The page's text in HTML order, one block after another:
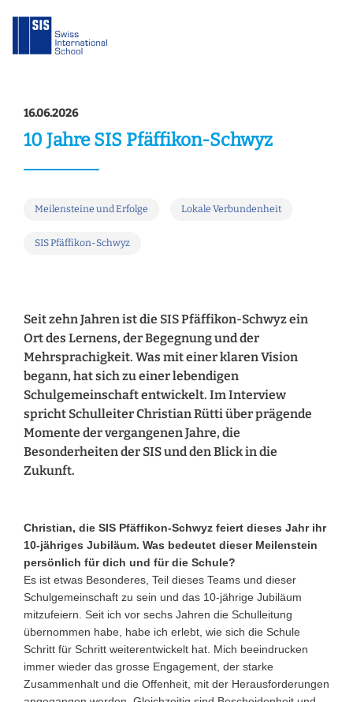
16.06.2026
10 Jahre SIS Pfäffikon-Schwyz
Meilensteine und Erfolge Lokale Verbundenheit
SIS Pfäffikon-Schwyz
Seit zehn Jahren ist die SIS Pfäffikon-Schwyz ein
Ort des Lernens, der Begegnung und der
Mehrsprachigkeit. Was mit einer klaren Vision
begann, hat sich zu einer lebendigen
Schulgemeinschaft entwickelt. Im Interview
spricht Schulleiter Christian Rütti über prägende
Momente der vergangenen Jahre, die
Besonderheiten der SIS und den Blick in die
Zukunft.
Christian, die SIS Pfäffikon-Schwyz feiert dieses Jahr ihr
10-jähriges Jubiläum. Was bedeutet dieser Meilenstein
persönlich für dich und für die Schule?
Es ist etwas Besonderes, Teil dieses Teams und dieser
Schulgemeinschaft zu sein und das 10-jährige Jubiläum
mitzufeiern. Seit ich vor sechs Jahren die Schulleitung
übernommen habe, habe ich erlebt, wie sich die Schule
Schritt für Schritt weiterentwickelt hat. Mich beeindrucken
immer wieder das grosse Engagement, der starke
Zusammenhalt und die Offenheit, mit der Herausforderungen